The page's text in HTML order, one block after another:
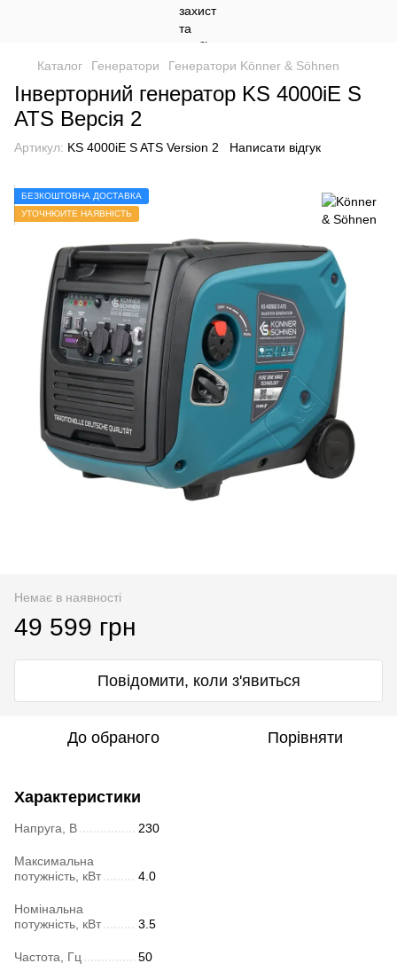
Каталог Генератори Генератори Könner & Söhnen
Інверторний генератор KS 4000iE S
ATS Версія 2
Артикул: KS 4000iE S ATS Version 2 Написати відгук
БЕЗКОШТОВНА ДОСТАВКА
УТОЧНЮЙТЕ НАЯВНІСТЬ
Немає в наявності
49 599 грн
Повідомити, коли з'явиться
До обраного Порівняти
Характеристики
Напруга, В 230
Максимальна
потужність, кВт
4.0
Номінальна
потужність, кВт
3.5
Частота, Гц 50